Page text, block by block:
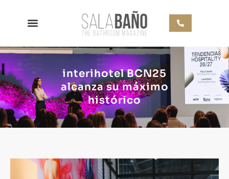
interihotel BCN25
alcanza su máximo
histórico